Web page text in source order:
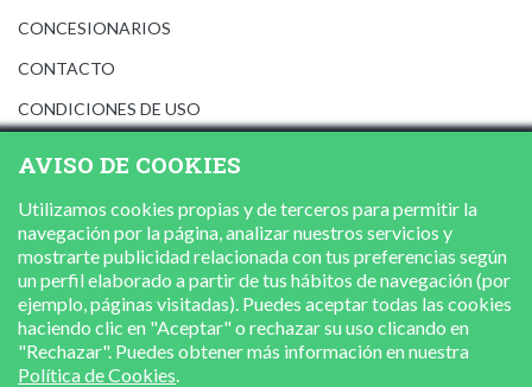
CONCESIONARIOS
CONTACTO
CONDICIONES DE USO
POLÍTICA DE COOKIES
AVISO DE COOKIES
Utilizamos cookies propias y de terceros para permitir la
navegación por la página, analizar nuestros servicios y
mostrarte publicidad relacionada con tus preferencias según
un perfil elaborado a partir de tus hábitos de navegación (por
ejemplo, páginas visitadas). Puedes aceptar todas las cookies
haciendo clic en "Aceptar" o rechazar su uso clicando en
"Rechazar". Puedes obtener más información en nuestra
Política de Cookies.